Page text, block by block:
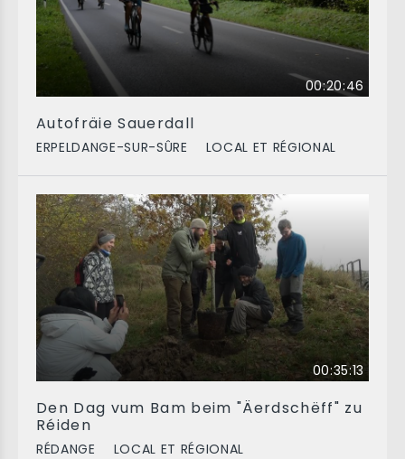
00:20:46
Autofräie Sauerdall
ERPELDANGE-SUR-SÛRE LOCAL ET RÉGIONAL
00:35:13
Den Dag vum Bam beim "Äerdschëff" zu
Réiden
RÉDANGE LOCAL ET RÉGIONAL